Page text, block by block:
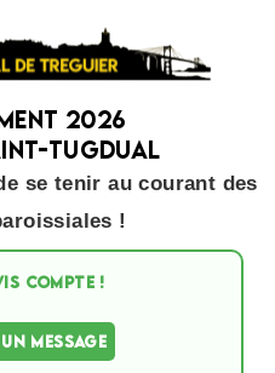
2026
Tugdual
se tenir au courant des
!
COMPTE !
MESSAGE